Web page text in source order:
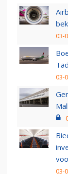
03-
03-
03-